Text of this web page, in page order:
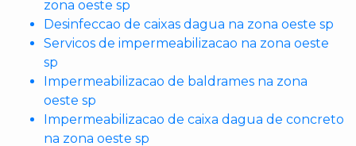
zona oeste sp
Desinfeccao de caixas dagua na zona oeste sp
Servicos de impermeabilizacao na zona oeste
sp
Impermeabilizacao de baldrames na zona
oeste sp
Impermeabilizacao de caixa dagua de concreto
na zona oeste sp